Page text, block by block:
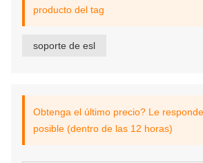
producto del tag
soporte de esl
Obtenga el último precio? Le
posible (dentro de las 12 horas)